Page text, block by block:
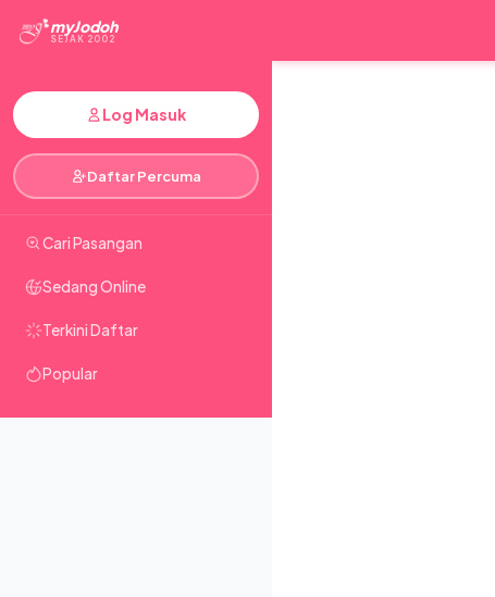
myJodoh
SEJAK 2002
Log Masuk
Daftar Percuma
Cari Pasangan
Sedang Online
Terkini Daftar
Popular